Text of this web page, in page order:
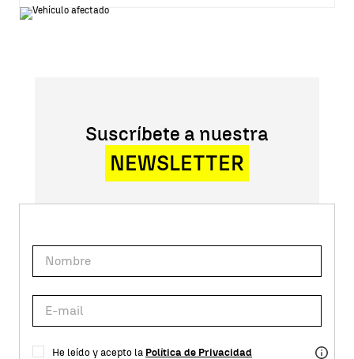
Suscríbete a nuestra
NEWSLETTER
He leído y acepto la Política de Privacidad